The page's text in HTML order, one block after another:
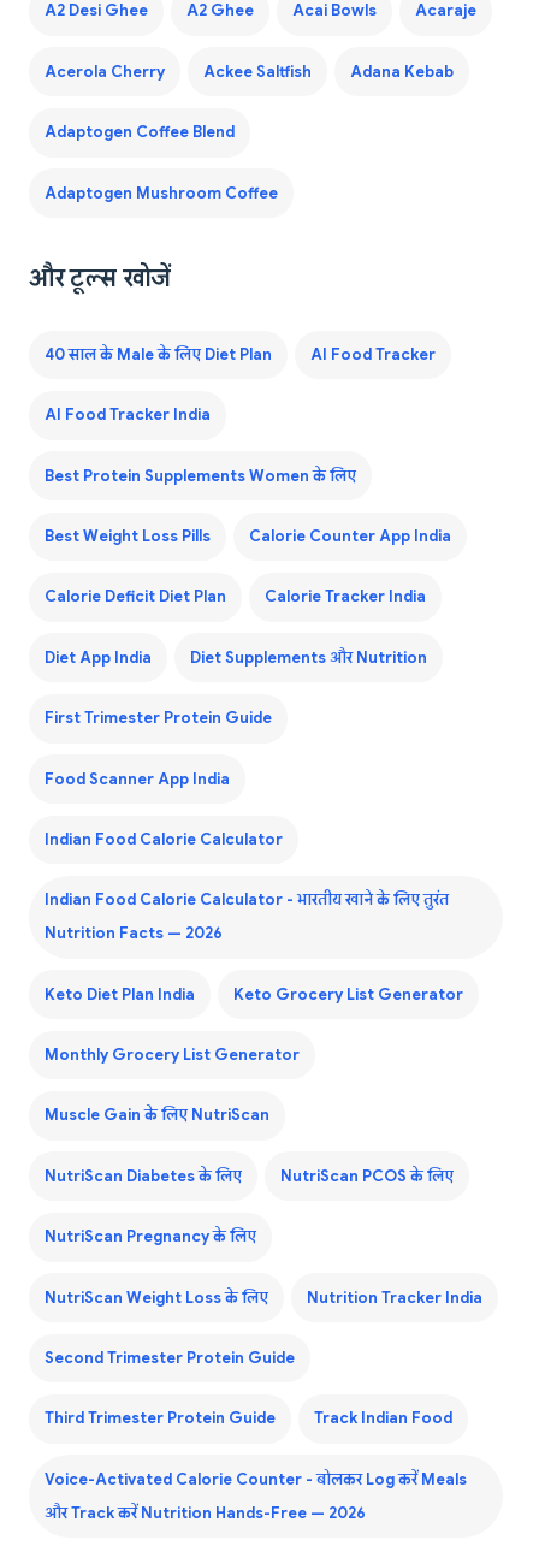
A2 Desi Ghee A2 Ghee Acai Bowls Acaraje
Acerola Cherry Ackee Saltfish Adana Kebab
Adaptogen Coffee Blend
Adaptogen Mushroom Coffee
और टूल्स खोजें
40 साल के Male के लिए Diet Plan AI Food Tracker
AI Food Tracker India
Best Protein Supplements Women के लिए
Best Weight Loss Pills Calorie Counter App India
Calorie Deficit Diet Plan Calorie Tracker India
Diet App India Diet Supplements और Nutrition
First Trimester Protein Guide
Food Scanner App India
Indian Food Calorie Calculator
Indian Food Calorie Calculator - भारतीय खाने के लिए तुरंत
Nutrition Facts — 2026
Keto Diet Plan India Keto Grocery List Generator
Monthly Grocery List Generator
Muscle Gain के लिए NutriScan
NutriScan Diabetes के लिए NutriScan PCOS के लिए
NutriScan Pregnancy के लिए
NutriScan Weight Loss के लिए Nutrition Tracker India
Second Trimester Protein Guide
Third Trimester Protein Guide Track Indian Food
Voice-Activated Calorie Counter - बोलकर Log करें Meals
और Track करें Nutrition Hands-Free — 2026